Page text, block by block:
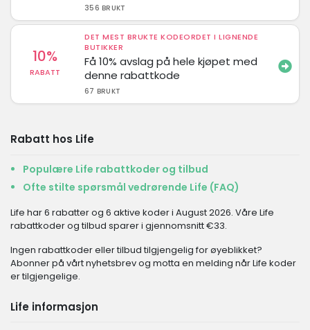
356 BRUKT
10%
RABATT
DET MEST BRUKTE KODEORDET I LIGNENDE
BUTIKKER
Få 10% avslag på hele kjøpet med
denne rabattkode
67 BRUKT
Rabatt hos Life
Populære Life rabattkoder og tilbud
Ofte stilte spørsmål vedrørende Life (FAQ)
Life har 6 rabatter og 6 aktive koder i August 2026. Våre Life
rabattkoder og tilbud sparer i gjennomsnitt €33.
Ingen rabattkoder eller tilbud tilgjengelig for øyeblikket?
Abonner på vårt nyhetsbrev og motta en melding når Life koder
er tilgjengelige.
Life informasjon